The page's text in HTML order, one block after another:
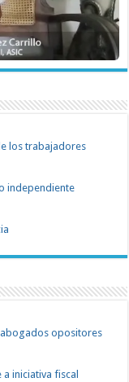
los trabajadores
independiente
abogados opositores
iniciativa fiscal